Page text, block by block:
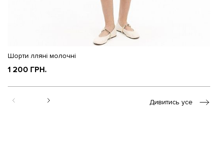
Шорти лляні молочні
1 200 ГРН.
Дивитись усе